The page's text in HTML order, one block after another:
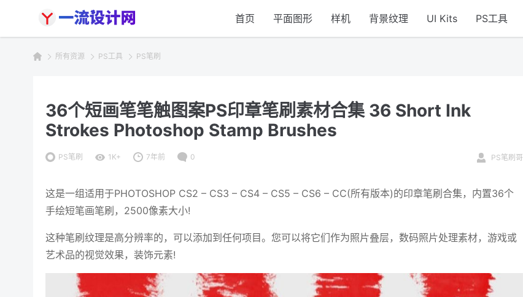
首页 平面图形 样机 背景纹理 UI Kits PS工具
所有资源 PS工具 PS笔刷
36个短画笔笔触图案PS印章笔刷素材合集 36 Short Ink
Strokes Photoshop Stamp Brushes
PS笔刷 1K+ 7年前 0 PS笔刷哥
这是一组适用于PHOTOSHOP CS2 – CS3 – CS4 – CS5 – CS6 – CC(所有版本)的印章笔刷合集，内置36个
手绘短笔画笔刷，2500像素大小!
这种笔刷纹理是高分辨率的，可以添加到任何项目。您可以将它们作为照片叠层，数码照片处理素材，游戏或
艺术品的视觉效果，装饰元素!